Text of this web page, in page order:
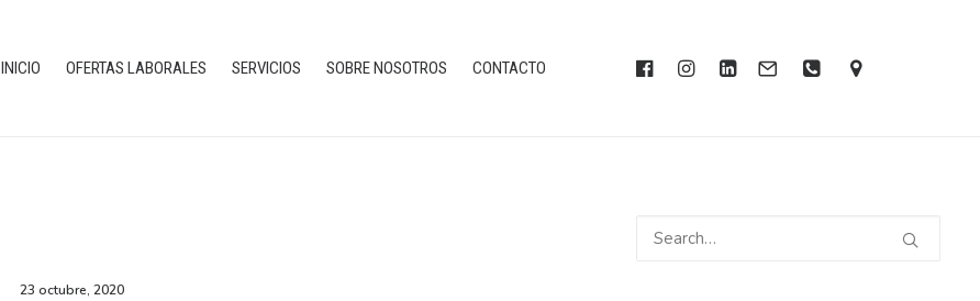
INICIO OFERTAS LABORALES SERVICIOS SOBRE NOSOTROS CONTACTO
23 octubre, 2020